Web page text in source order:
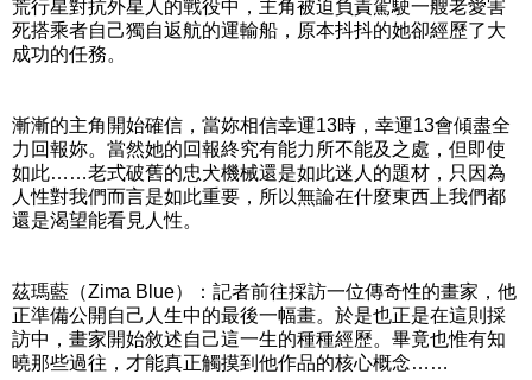
荒行星對抗外星人的戰役中，主角被迫負責駕駛一艘老愛害
死搭乘者自己獨自返航的運輸船，原本抖抖的她卻經歷了大
成功的任務。
漸漸的主角開始確信，當妳相信幸運13時，幸運13會傾盡全
力回報妳。當然她的回報終究有能力所不能及之處，但即使
如此……老式破舊的忠犬機械還是如此迷人的題材，只因為
人性對我們而言是如此重要，所以無論在什麼東西上我們都
還是渴望能看見人性。
茲瑪藍（Zima Blue）：記者前往採訪一位傳奇性的畫家，他
正準備公開自己人生中的最後一幅畫。於是也正是在這則採
訪中，畫家開始敘述自己這一生的種種經歷。畢竟也惟有知
曉那些過往，才能真正觸摸到他作品的核心概念……